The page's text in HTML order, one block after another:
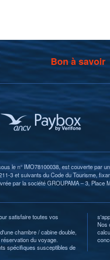
Bon à savoir
le n° IMO78100038, est couverte
3 et suivants du Code du Tourisme,
par la société GROUPAMA – 3, Place
satisfaire toutes vos
chambre / cabine double,
du voyage.
spécifiques susceptibles de
Nos